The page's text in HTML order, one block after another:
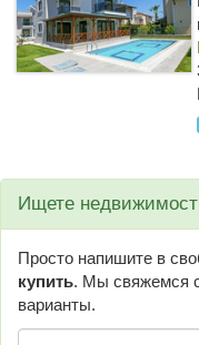
Ищете
Просто напишите в
купить. Мы свяжемся
варианты.